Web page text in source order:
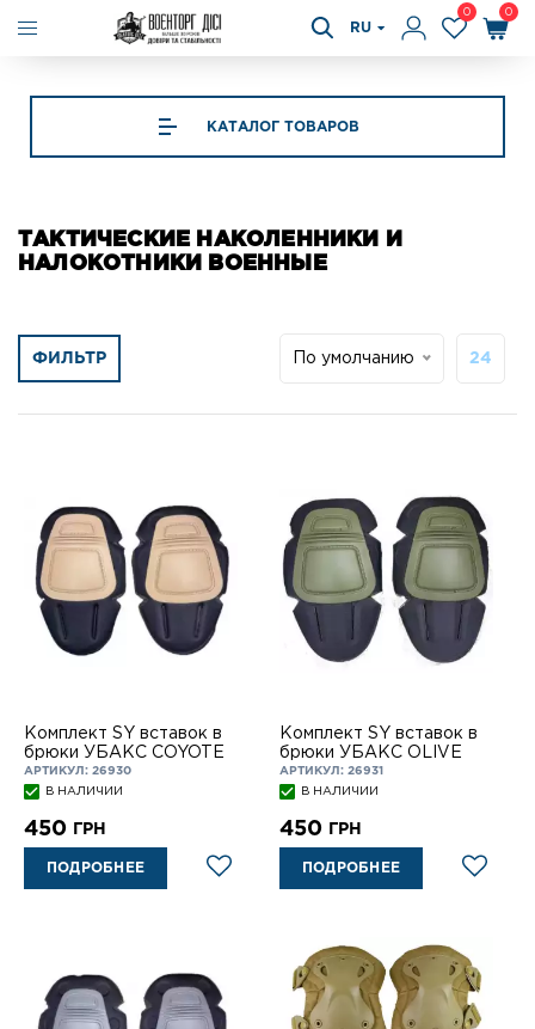
RU
0 0
КАТАЛОГ ТОВАРОВ
ТАКТИЧЕСКИЕ НАКОЛЕННИКИ И
НАЛОКОТНИКИ ВОЕННЫЕ
ФИЛЬТР По умолчанию 24
Комплект SY вставок в
брюки УБАКС COYOTE
АРТИКУЛ: 26930
В НАЛИЧИИ
450 ГРН
ПОДРОБНЕЕ
Комплект SY вставок в
брюки УБАКС OLIVE
АРТИКУЛ: 26931
В НАЛИЧИИ
450 ГРН
ПОДРОБНЕЕ